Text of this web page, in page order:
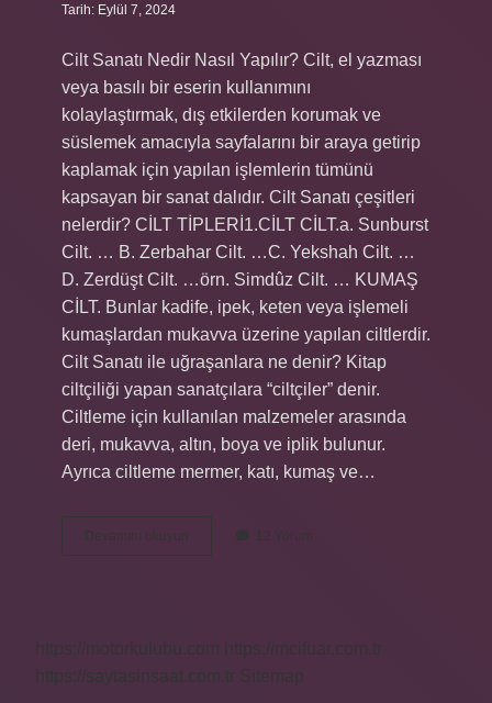
Tarih: Eylül 7, 2024
Cilt Sanatı Nedir Nasıl Yapılır? Cilt, el yazması
veya basılı bir eserin kullanımını
kolaylaştırmak, dış etkilerden korumak ve
süslemek amacıyla sayfalarını bir araya getirip
kaplamak için yapılan işlemlerin tümünü
kapsayan bir sanat dalıdır. Cilt Sanatı çeşitleri
nelerdir? CİLT TİPLERİ1.CİLT CİLT.a. Sunburst
Cilt. … B. Zerbahar Cilt. …C. Yekshah Cilt. …
D. Zerdüşt Cilt. …örn. Simdûz Cilt. … KUMAŞ
CİLT. Bunlar kadife, ipek, keten veya işlemeli
kumaşlardan mukavva üzerine yapılan ciltlerdir.
Cilt Sanatı ile uğraşanlara ne denir? Kitap
ciltçiliği yapan sanatçılara “ciltçiler” denir.
Ciltleme için kullanılan malzemeler arasında
deri, mukavva, altın, boya ve iplik bulunur.
Ayrıca ciltleme mermer, katı, kumaş ve…
Devamını okuyun
Sanatı
12 Yorum
https://motorkulubu.com
https://mcifuar.com.tr
https://saytasinsaat.com.tr Sitemap